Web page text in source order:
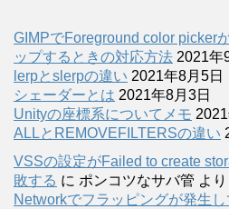
GIMPでForeground color picker
ップするときの対応方法 2021年
lerpとslerpの違い 2021年8月5日
シェーダーとは 2021年8月3日
Unityの座標系についてメモ
ALLとREMOVEFILTERSの違い
VSSの設定がFailed to create
敗する に ポンコツなサバ管 より
Networkでフラッピングが発生